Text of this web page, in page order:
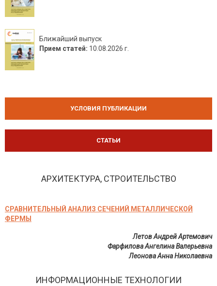
Ближайший выпуск
Прием статей: 10.08.2026 г.
УСЛОВИЯ ПУБЛИКАЦИИ
СТАТЬИ
АРХИТЕКТУРА, СТРОИТЕЛЬСТВО
СРАВНИТЕЛЬНЫЙ АНАЛИЗ СЕЧЕНИЙ МЕТАЛЛИЧЕСКОЙ
ФЕРМЫ
Летов Андрей Артемович
Фарфилова Ангелина Валерьевна
Леонова Анна Николаевна
ИНФОРМАЦИОННЫЕ ТЕХНОЛОГИИ